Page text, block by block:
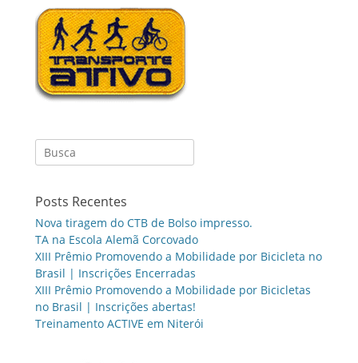
Search
for:
Posts Recentes
Nova tiragem do CTB de Bolso impresso.
TA na Escola Alemã Corcovado
XIII Prêmio Promovendo a Mobilidade por Bicicleta no
Brasil | Inscrições Encerradas
XIII Prêmio Promovendo a Mobilidade por Bicicletas
no Brasil | Inscrições abertas!
Treinamento ACTIVE em Niterói